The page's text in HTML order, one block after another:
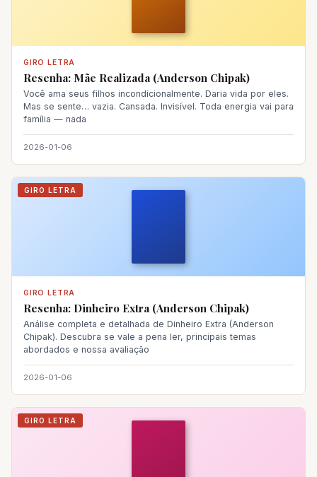
GIRO LETRA
Resenha: Mãe Realizada (Anderson Chipak)
Você ama seus filhos incondicionalmente. Daria vida por eles.
Mas se sente… vazia. Cansada. Invisível. Toda energia vai para
família — nada
2026-01-06
GIRO LETRA
GIRO LETRA
Resenha: Dinheiro Extra (Anderson Chipak)
Análise completa e detalhada de Dinheiro Extra (Anderson
Chipak). Descubra se vale a pena ler, principais temas
abordados e nossa avaliação
2026-01-06
GIRO LETRA